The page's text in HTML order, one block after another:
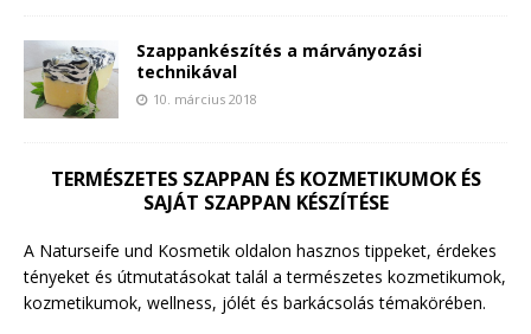
Szappankészítés a márványozási
technikával
10. március 2018
TERMÉSZETES SZAPPAN ÉS KOZMETIKUMOK ÉS
SAJÁT SZAPPAN KÉSZÍTÉSE
A Naturseife und Kosmetik oldalon hasznos tippeket, érdekes
tényeket és útmutatásokat talál a természetes kozmetikumok,
kozmetikumok, wellness, jólét és barkácsolás témakörében.